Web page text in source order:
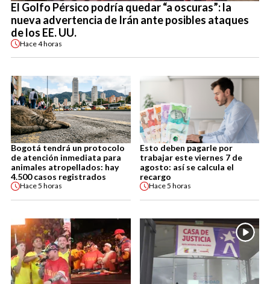
El Golfo Pérsico podría quedar “a oscuras”: la
nueva advertencia de Irán ante posibles ataques
de los EE. UU.
Hace4 horas
Bogotá tendrá un protocolo
de atención inmediata para
animales atropellados: hay
4.500 casos registrados
Hace5 horas
Esto deben pagarle por
trabajar este viernes 7 de
agosto: así se calcula el
recargo
Hace5 horas